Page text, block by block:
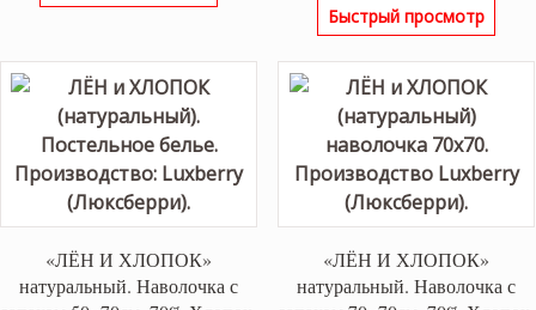
Быстрый просмотр
«ЛЁН И ХЛОПОК»
натуральный. Наволочка с
«ЛЁН И ХЛОПОК»
натуральный. Наволочка с